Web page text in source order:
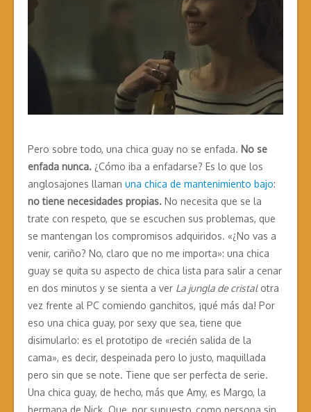
Pero sobre todo, una chica guay no se enfada. No se
enfada nunca. ¿Cómo iba a enfadarse? Es lo que los
anglosajones llaman una chica de mantenimiento bajo:
no tiene necesidades propias. No necesita que se la
trate con respeto, que se escuchen sus problemas, que
se mantengan los compromisos adquiridos. «¿No vas a
venir, cariño? No, claro que no me importa»: una chica
guay se quita su aspecto de chica lista para salir a cenar
en dos minutos y se sienta a ver La jungla de cristalotra
vez frente al PC comiendo ganchitos, ¡qué más da! Por
eso una chica guay, por sexy que sea, tiene que
disimularlo: es el prototipo de «recién salida de la
cama», es decir, despeinada pero lo justo, maquillada
pero sin que se note. Tiene que ser perfecta de serie.
Una chica guay, de hecho, más que Amy, es Margo, la